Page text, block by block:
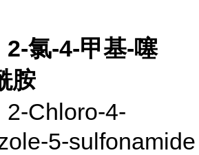
2-氯-4-甲基-噻
胺
2-Chloro-4-
5-sulfonamide